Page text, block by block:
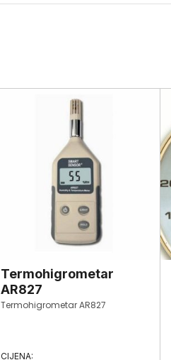
Termohigrometar
AR827
Termohigrometar AR827